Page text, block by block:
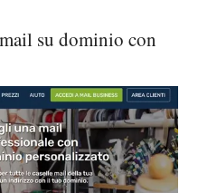
su dominio con